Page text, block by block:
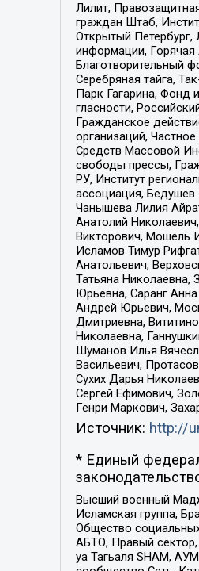
Лилит,
граждан Штаб,
Открытый Петербург,
информации, Горячая
Благотворительный
Серебряная тайга,
Парк Гагарина, Фонд
гласности,
Гражданское
организаций,
Средств Массовой
свободы прессы,
РУ, Институт
ассоциация,
Чанышева Лилия
Анатолий
Викторович, Мошель
Исламов Тимур
Анатольевич,
Татьяна Николаевна,
Юрьевна, Саранг
Андрей Юрьевич,
Дмитриевна,
Николаевна,
Шуманов Илья
Васильевич,
Сухих Дарья
Сергей Ефимович,
Генри Маркович,
Источник: http://
* Единый
Высший военный
Исламская группа,
Общество
АБТО, Правый
уа Тагьаля SHAM,